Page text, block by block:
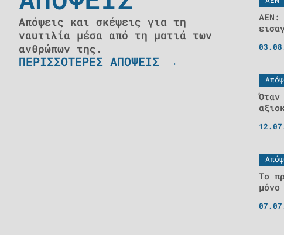
Απόψεις και σκέψεις για τη
ναυτιλία μέσα από τη ματιά των
ανθρώπων της.
ΠΕΡΙΣΣΟΤΕΡΕΣ ΑΠΟΨΕΙΣ →
ΑΕΝ:
Όταν
Το